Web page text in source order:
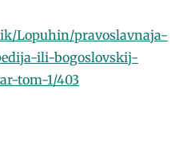
Lopuhin/pravoslavnaja-
ili-bogoslovskij-
tom-1/403